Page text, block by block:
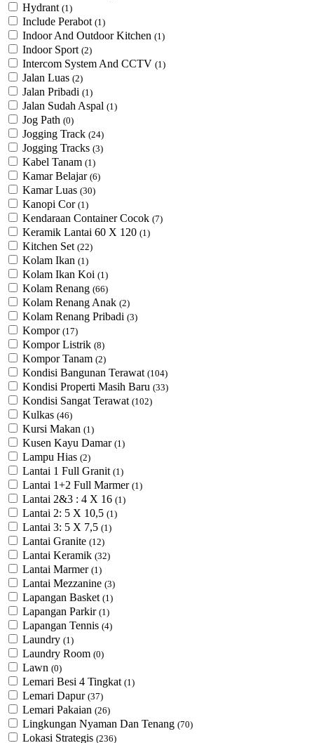
Hydrant (1)
Include Perabot (1)
Indoor And Outdoor Kitchen (1)
Indoor Sport (2)
Intercom System And CCTV (1)
Jalan Luas (2)
Jalan Pribadi (1)
Jalan Sudah Aspal (1)
Jog Path (0)
Jogging Track (24)
Jogging Tracks (3)
Kabel Tanam (1)
Kamar Belajar (6)
Kamar Luas (30)
Kanopi Cor (1)
Kendaraan Container Cocok (7)
Keramik Lantai 60 X 120 (1)
Kitchen Set (22)
Kolam Ikan (1)
Kolam Ikan Koi (1)
Kolam Renang (66)
Kolam Renang Anak (2)
Kolam Renang Pribadi (3)
Kompor (17)
Kompor Listrik (8)
Kompor Tanam (2)
Kondisi Bangunan Terawat (104)
Kondisi Properti Masih Baru (33)
Kondisi Sangat Terawat (102)
Kulkas (46)
Kursi Makan (1)
Kusen Kayu Damar (1)
Lampu Hias (2)
Lantai 1 Full Granit (1)
Lantai 1+2 Full Marmer (1)
Lantai 2&3 : 4 X 16 (1)
Lantai 2: 5 X 10,5 (1)
Lantai 3: 5 X 7,5 (1)
Lantai Granite (12)
Lantai Keramik (32)
Lantai Marmer (1)
Lantai Mezzanine (3)
Lapangan Basket (1)
Lapangan Parkir (1)
Lapangan Tennis (4)
Laundry (1)
Laundry Room (0)
Lawn (0)
Lemari Besi 4 Tingkat (1)
Lemari Dapur (37)
Lemari Pakaian (26)
Lingkungan Nyaman Dan Tenang (70)
Lokasi Strategis (236)